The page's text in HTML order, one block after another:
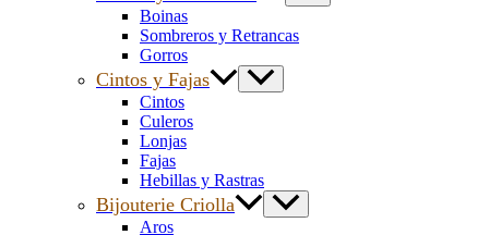
Boinas
Sombreros y Retrancas
Gorros
Cintos y Fajas
Cintos
Culeros
Lonjas
Fajas
Hebillas y Rastras
Bijouterie Criolla
Aros